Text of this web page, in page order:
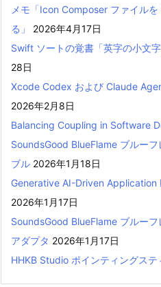
メモ「Icon Composer ファイル
る」
2026年4月17日
Swift ソートの覚書「英字の小文字
28日
Xcode Codex および Claude
2026年2月8日
Balancing Coupling in Software
SoundsGood BlueFlame ブルー
ブル 2026年1月18日
Generative AI-Driven
2026年1月17日
SoundsGood BlueFlame ブルー
アダプタ 2026年1月17日
HHKB Studio ポインティングステ